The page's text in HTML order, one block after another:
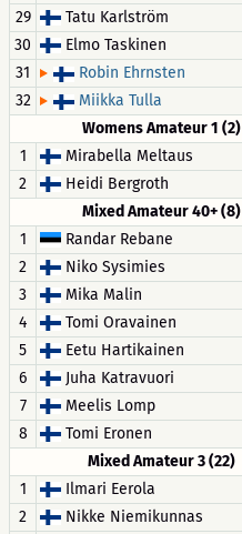
29
Tatu Karlström
30
Elmo Taskinen
31
Robin Ehrnsten
32
Miikka Tulla
Womens Amateur 1 (2)
1
Mirabella Meltaus
2
Heidi Bergroth
Mixed Amateur 40+ (8)
1
Randar Rebane
2
Niko Sysimies
3
Mika Malin
4
Tomi Oravainen
5
Eetu Hartikainen
6
Juha Katravuori
7
Meelis Lomp
8
Tomi Eronen
Mixed Amateur 3 (22)
1
Ilmari Eerola
2
Nikke Niemikunnas